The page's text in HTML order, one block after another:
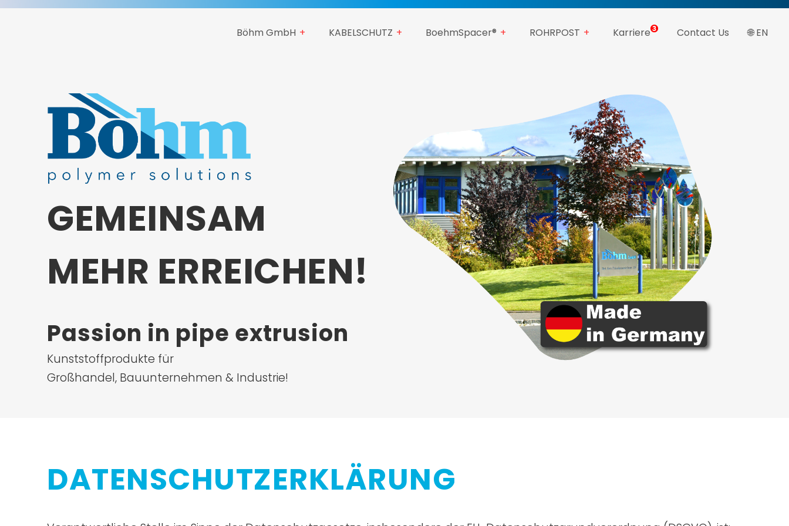
Böhm GmbH KABELSCHUTZ BoehmSpacer® ROHRPOST Karriere Contact Us 🌐 EN
GEMEINSAM
MEHR ERREICHEN!
Passion in pipe extrusion
Kunststoffprodukte für
Großhandel, Bauunternehmen & Industrie!
DATENSCHUTZERKLÄRUNG